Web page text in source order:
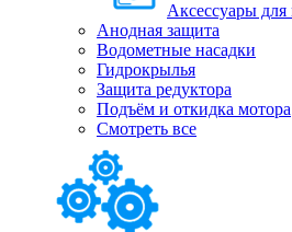
Аксессуары для
Анодная защита
Водометные насадки
Гидрокрылья
Защита редуктора
Подъём и откидка мотора
Смотреть все